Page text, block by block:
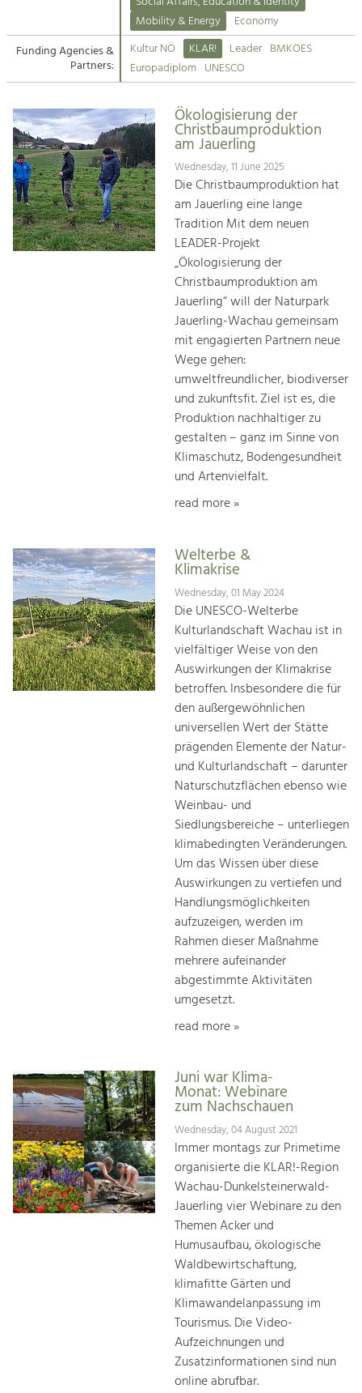
Suche
Impressum
Kontakt
Tourism
Offer Development and Positioning
Art & Culture
Crafts, Science and Research.
Social Affairs, Education
& Identity
Equality, Youth and Integration.
Climate Change, Public Transport and
Increase in Regional Value Added.
Mobility & Energy
Economy
Funding Agencies &
Partners:
Kultur NÖ KLAR! Leader BMKOES
Europadiplom UNESCO
Ökologisierung der
Christbaumproduktion
am Jauerling
Wednesday, 11 June 2025
Die Christbaumproduktion hat
am Jauerling eine lange
Tradition Mit dem neuen
LEADER-Projekt
„Ökologisierung der
Christbaumproduktion am
Jauerling“ will der Naturpark
Jauerling-Wachau gemeinsam
mit engagierten Partnern neue
Wege gehen:
umweltfreundlicher, biodiverser
und zukunftsfit. Ziel ist es, die
Produktion nachhaltiger zu
gestalten – ganz im Sinne von
Klimaschutz, Bodengesundheit
und Artenvielfalt.
read more »
Welterbe &
Klimakrise
Wednesday, 01 May 2024
Die UNESCO-Welterbe
Kulturlandschaft Wachau ist in
vielfältiger Weise von den
Auswirkungen der Klimakrise
betroffen. Insbesondere die für
den außergewöhnlichen
universellen Wert der Stätte
prägenden Elemente der Natur-
und Kulturlandschaft – darunter
Naturschutzflächen ebenso wie
Weinbau- und
Siedlungsbereiche – unterliegen
klimabedingten Veränderungen.
Um das Wissen über diese
Auswirkungen zu vertiefen und
Handlungsmöglichkeiten
aufzuzeigen, werden im
Rahmen dieser Maßnahme
mehrere aufeinander
abgestimmte Aktivitäten
umgesetzt.
read more »
Juni war Klima-
Monat: Webinare
zum Nachschauen
Wednesday, 04 August 2021
Immer montags zur Primetime
organisierte die KLAR!-Region
Wachau-Dunkelsteinerwald-
Jauerling vier Webinare zu den
Themen Acker und
Humusaufbau, ökologische
Waldbewirtschaftung,
klimafitte Gärten und
Klimawandelanpassung im
Tourismus. Die Video-
Aufzeichnungen und
Zusatzinformationen sind nun
online abrufbar.